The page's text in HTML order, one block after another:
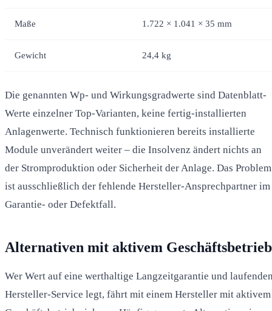
Maße 1.722 × 1.041 × 35 mm
Gewicht 24,4 kg
Die genannten Wp- und Wirkungsgradwerte sind Datenblatt-
Werte einzelner Top-Varianten, keine fertig-installierten
Anlagenwerte. Technisch funktionieren bereits installierte
Module unverändert weiter – die Insolvenz ändert nichts an
der Stromproduktion oder Sicherheit der Anlage. Das Problem
ist ausschließlich der fehlende Hersteller-Ansprechpartner im
Garantie- oder Defektfall.
Alternativen mit aktivem Geschäftsbetrieb
Wer Wert auf eine werthaltige Langzeitgarantie und
Hersteller-Service legt, fährt mit einem Hersteller mit aktivem